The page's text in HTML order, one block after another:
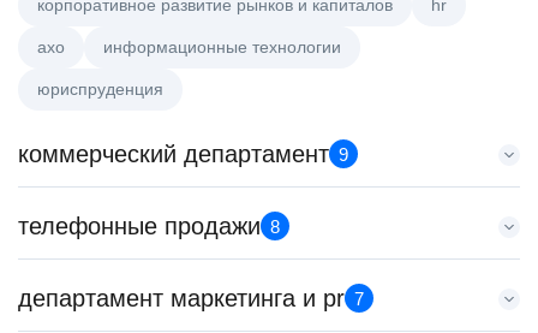
корпоративное развитие рынков и капиталов hr
axo информационные технологии
юриспруденция
коммерческий департамент 9
Key Account Manager (EdTech)
HeadHunter::Коммерческий департамент
150000 ₽
телефонные продажи 8
Менеджер по продажам крупному бизнесу
HeadHunter::Телефонные продажи
департамент маркетинга и pr 7